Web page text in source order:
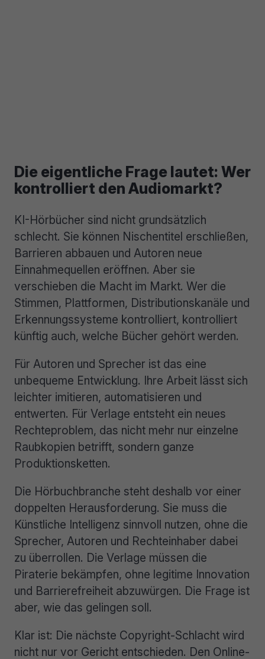
Die eigentliche Frage lautet: Wer
kontrolliert den Audiomarkt?
KI-Hörbücher sind nicht grundsätzlich
schlecht. Sie können Nischentitel erschließen,
Barrieren abbauen und Autoren neue
Einnahmequellen eröffnen. Aber sie
verschieben die Macht im Markt. Wer die
Stimmen, Plattformen, Distributionskanäle und
Erkennungssysteme kontrolliert, kontrolliert
künftig auch, welche Bücher gehört werden.
Für Autoren und Sprecher ist das eine
unbequeme Entwicklung. Ihre Arbeit lässt sich
leichter imitieren, automatisieren und
entwerten. Für Verlage entsteht ein neues
Rechteproblem, das nicht mehr nur einzelne
Raubkopien betrifft, sondern ganze
Produktionsketten.
Die Hörbuchbranche steht deshalb vor einer
doppelten Herausforderung. Sie muss die
Künstliche Intelligenz sinnvoll nutzen, ohne die
Sprecher, Autoren und Rechteinhaber dabei
zu überrollen. Die Verlage müssen die
Piraterie bekämpfen, ohne legitime Innovation
und Barrierefreiheit abzuwürgen. Die Frage ist
aber, wie das gelingen soll.
Klar ist: Die nächste Copyright-Schlacht wird
nicht nur vor Gericht entschieden. Den Online-